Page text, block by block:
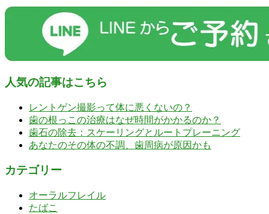
人気の記事はこちら
レントゲン撮影って体に悪くないの？
歯の根っこの治療はなぜ時間がかかるのか？
歯石の除去：スケーリングとルートプレーニング
あなたのその体の不調、歯周病が原因かも
カテゴリー
オーラルフレイル
たばこ